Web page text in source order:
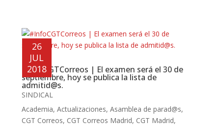
#InfoCGTCorreos | El examen será el 30 de
septiembre, hoy se publica la lista de
admitid@s.
26
JUL
2018
SINDICAL
Academia, Actualizaciones, Asamblea de parad@s,
CGT Correos, CGT Correos Madrid, CGT Madrid,